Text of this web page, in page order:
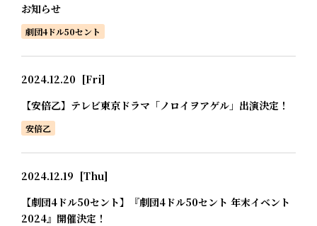
お知らせ
劇団4ドル50セント
2024.12.20 [Fri]
【安倍乙】テレビ東京ドラマ「ノロイヲアゲル」出演決定！
安倍乙
2024.12.19 [Thu]
【劇団4ドル50セント】『劇団4ドル50セント 年末イベント
2024』開催決定！